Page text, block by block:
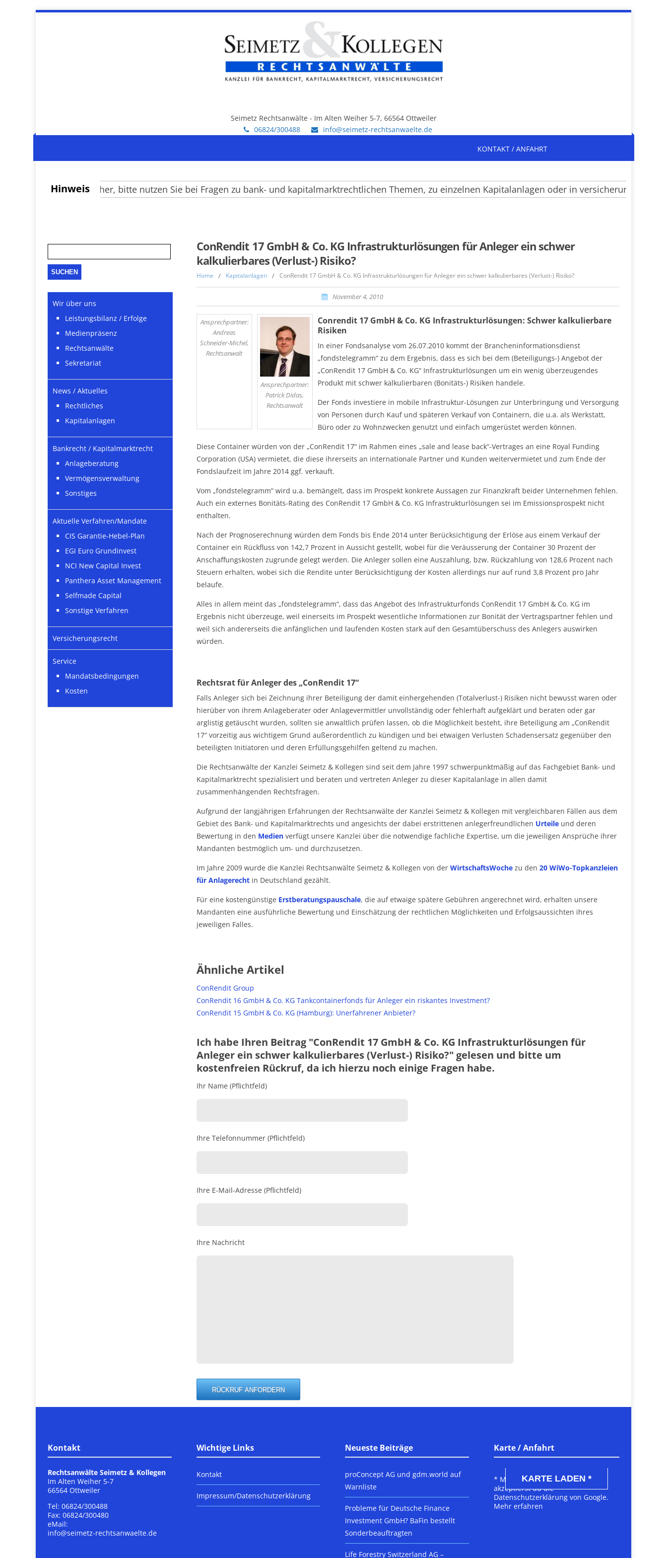
Seimetz Rechtsanwälte - Im Alten Weiher 5-7, 66564 Ottweiler
06824/300488
info@seimetz-rechtsanwaelte.de
KONTAKT / ANFAHRT
Hinweis
Verehrte Besucher, bitte nutzen Sie bei Fragen zu bank- und kapitalmarktrechtlichen Themen, zu einzelnen Kapitalanlagen oder in
ConRendit 17 GmbH & Co. KG Infrastrukturlösungen für Anleger ein schwer
kalkulierbares (Verlust-) Risiko?
Home / Kapitalanlagen / ConRendit 17 GmbH & Co. KG Infrastrukturlösungen für Anleger ein schwer kalkulierbares (Verlust-) Risiko?
Ansprechpartner:
Andreas
Schneider-Michel,
Rechtsanwalt
Ansprechpartner:
Patrick Didas,
Rechtsanwalt
November 4, 2010
Conrendit 17 GmbH & Co. KG Infrastrukturlösungen: Schwer kalkulierbare
Risiken
In einer Fondsanalyse vom 26.07.2010 kommt der Brancheninformationsdienst
„fondstelegramm“ zu dem Ergebnis, dass es sich bei dem (Beteiligungs-) Angebot der
„ConRendit 17 GmbH & Co. KG“ Infrastrukturlösungen um ein wenig überzeugendes
Produkt mit schwer kalkulierbaren (Bonitäts-) Risiken handele.
Der Fonds investiere in mobile Infrastruktur-Lösungen zur Unterbringung und Versorgung
von Personen durch Kauf und späteren Verkauf von Containern, die u.a. als Werkstatt,
Büro oder zu Wohnzwecken genutzt und einfach umgerüstet werden können.
Diese Container würden von der „ConRendit 17“ im Rahmen eines „sale and lease back“-Vertrages an eine Royal Funding
Corporation (USA) vermietet, die diese ihrerseits an internationale Partner und Kunden weitervermietet und zum Ende der
Fondslaufzeit im Jahre 2014 ggf. verkauft.
Vom „fondstelegramm“ wird u.a. bemängelt, dass im Prospekt konkrete Aussagen zur Finanzkraft beider Unternehmen fehlen.
Auch ein externes Bonitäts-Rating des ConRendit 17 GmbH & Co. KG Infrastrukturlösungen sei im Emissionsprospekt nicht
enthalten.
Nach der Prognoserechnung würden dem Fonds bis Ende 2014 unter Berücksichtigung der Erlöse aus einem Verkauf der
Container ein Rückfluss von 142,7 Prozent in Aussicht gestellt, wobei für die Veräusserung der Container 30 Prozent der
Anschaffungskosten zugrunde gelegt werden. Die Anleger sollen eine Auszahlung, bzw. Rückzahlung von 128,6 Prozent nach
Steuern erhalten, wobei sich die Rendite unter Berücksichtigung der Kosten allerdings nur auf rund 3,8 Prozent pro Jahr
belaufe.
Alles in allem meint das „fondstelegramm“, dass das Angebot des Infrastrukturfonds ConRendit 17 GmbH & Co. KG im
Ergebnis nicht überzeuge, weil einerseits im Prospekt wesentliche Informationen zur Bonität der Vertragspartner fehlen und
weil sich andererseits die anfänglichen und laufenden Kosten stark auf den Gesamtüberschuss des Anlegers auswirken
würden.
Rechtsrat für Anleger des „ConRendit 17“
Falls Anleger sich bei Zeichnung ihrer Beteiligung der damit einhergehenden (Totalverlust-) Risiken nicht bewusst waren oder
hierüber von ihrem Anlageberater oder Anlagevermittler unvollständig oder fehlerhaft aufgeklärt und beraten oder gar
arglistig getäuscht wurden, sollten sie anwaltlich prüfen lassen, ob die Möglichkeit besteht, ihre Beteiligung am „ConRendit
17“ vorzeitig aus wichtigem Grund außerordentlich zu kündigen und bei etwaigen Verlusten Schadensersatz gegenüber den
beteiligten Initiatoren und deren Erfüllungsgehilfen geltend zu machen.
Die Rechtsanwälte der Kanzlei Seimetz & Kollegen sind seit dem Jahre 1997 schwerpunktmäßig auf das Fachgebiet Bank- und
Kapitalmarktrecht spezialisiert und beraten und vertreten Anleger zu dieser Kapitalanlage in allen damit
zusammenhängenden Rechtsfragen.
Aufgrund der langjährigen Erfahrungen der Rechtsanwälte der Kanzlei Seimetz & Kollegen mit vergleichbaren Fällen aus dem
Gebiet des Bank- und Kapitalmarktrechts und angesichts der dabei erstrittenen anlegerfreundlichen Urteileund deren
Bewertung in den Medienverfügt unsere Kanzlei über die notwendige fachliche Expertise, um die jeweiligen Ansprüche ihrer
Mandanten bestmöglich um- und durchzusetzen.
Im Jahre 2009 wurde die Kanzlei Rechtsanwälte Seimetz & Kollegen von der WirtschaftsWochezu den 20 WiWo-Topkanzleien
für Anlagerecht in Deutschland gezählt.
Für eine kostengünstige Erstberatungspauschale, die auf etwaige spätere Gebühren angerechnet wird, erhalten unsere
Mandanten eine ausführliche Bewertung und Einschätzung der rechtlichen Möglichkeiten und Erfolgsaussichten ihres
jeweiligen Falles.
Ähnliche Artikel
ConRendit Group
ConRendit 16 GmbH & Co. KG Tankcontainerfonds für Anleger ein riskantes Investment?
ConRendit 15 GmbH & Co. KG (Hamburg): Unerfahrener Anbieter?
Ich habe Ihren Beitrag "ConRendit 17 GmbH & Co. KG Infrastrukturlösungen für
Anleger ein schwer kalkulierbares (Verlust-) Risiko?" gelesen und bitte um
kostenfreien Rückruf, da ich hierzu noch einige Fragen habe.
Ihr Name (Pflichtfeld)
Ihre Telefonnummer (Pflichtfeld)
Ihre E-Mail-Adresse (Pflichtfeld)
Ihre Nachricht
nach:
Wir über uns
Leistungsbilanz / Erfolge
Medienpräsenz
Rechtsanwälte
Sekretariat
News / Aktuelles
Rechtliches
Kapitalanlagen
Bankrecht / Kapitalmarktrecht
Anlageberatung
Vermögensverwaltung
Sonstiges
Aktuelle Verfahren/Mandate
CIS Garantie-Hebel-Plan
EGI Euro Grundinvest
NCI New Capital Invest
Panthera Asset Management
Selfmade Capital
Sonstige Verfahren
Versicherungsrecht
Service
Mandatsbedingungen
Kosten
Kontakt
Rechtsanwälte Seimetz & Kollegen
Im Alten Weiher 5-7
66564 Ottweiler
Tel: 06824/300488
Fax: 06824/300480
eMail:
info@seimetz-rechtsanwaelte.de
Wichtige Links
Kontakt
Impressum/Datenschutzerklärung
Neueste Beiträge
proConcept AG und gdm.world auf
Warnliste
Probleme für Deutsche Finance
Investment GmbH? BaFin bestellt
Sonderbeauftragten
Life Forestry Switzerland AG –
Karte / Anfahrt
DSGVO MAP
KARTE LADEN *
* Mit dem Laden der Karte
akzeptierst du die
Datenschutzerklärung von Google.
Mehr erfahren